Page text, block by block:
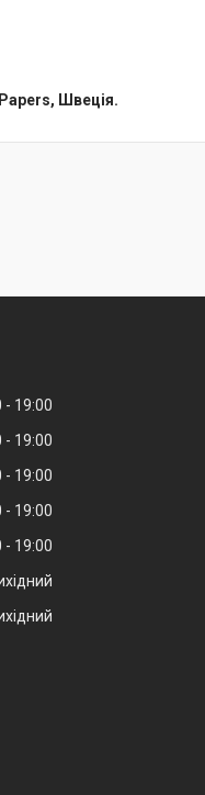
Швеція.
19:00
19:00
19:00
19:00
19:00